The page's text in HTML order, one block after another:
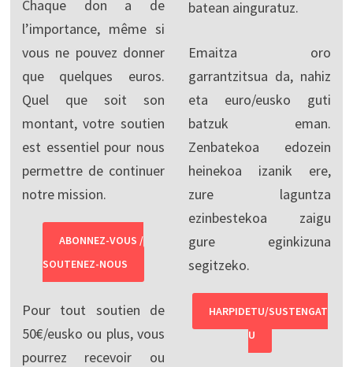
Chaque don a de
l’importance, même si
vous ne pouvez donner
que quelques euros.
Quel que soit son
montant, votre soutien
est essentiel pour nous
permettre de continuer
notre mission.
ABONNEZ-VOUS /
SOUTENEZ-NOUS
Pour tout soutien de
50€/eusko ou plus, vous
pourrez recevoir ou
batean ainguratuz.
Emaitza oro
garrantzitsua da, nahiz
eta euro/eusko guti
batzuk eman.
Zenbatekoa edozein
heinekoa izanik ere,
zure laguntza
ezinbestekoa zaigu
gure eginkizuna
segitzeko.
HARPIDETU/SUSTENGAT
U